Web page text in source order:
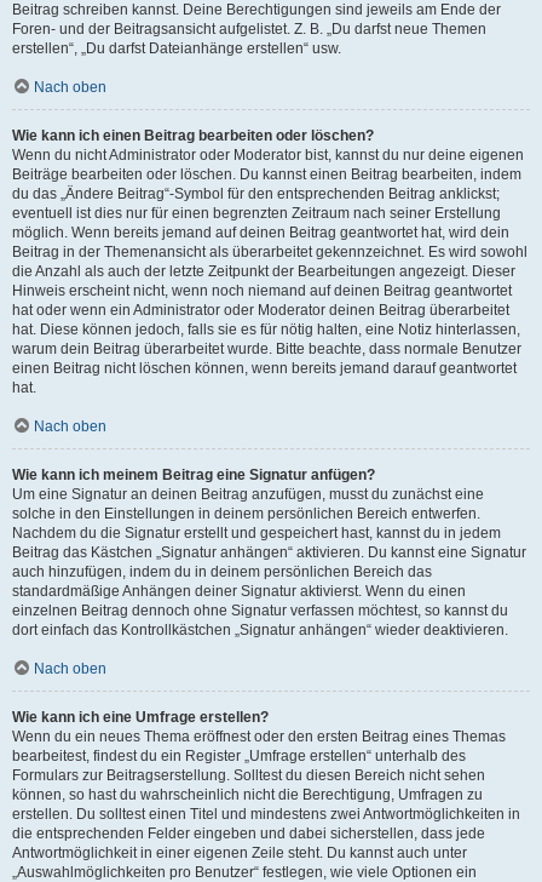
Beitrag schreiben kannst. Deine Berechtigungen sind jeweils am Ende der
Foren- und der Beitragsansicht aufgelistet. Z. B. „Du darfst neue Themen
erstellen“, „Du darfst Dateianhänge erstellen“ usw.
Nach oben
Wie kann ich einen Beitrag bearbeiten oder löschen?
Wenn du nicht Administrator oder Moderator bist, kannst du nur deine eigenen
Beiträge bearbeiten oder löschen. Du kannst einen Beitrag bearbeiten, indem
du das „Ändere Beitrag“-Symbol für den entsprechenden Beitrag anklickst;
eventuell ist dies nur für einen begrenzten Zeitraum nach seiner Erstellung
möglich. Wenn bereits jemand auf deinen Beitrag geantwortet hat, wird dein
Beitrag in der Themenansicht als überarbeitet gekennzeichnet. Es wird sowohl
die Anzahl als auch der letzte Zeitpunkt der Bearbeitungen angezeigt. Dieser
Hinweis erscheint nicht, wenn noch niemand auf deinen Beitrag geantwortet
hat oder wenn ein Administrator oder Moderator deinen Beitrag überarbeitet
hat. Diese können jedoch, falls sie es für nötig halten, eine Notiz hinterlassen,
warum dein Beitrag überarbeitet wurde. Bitte beachte, dass normale Benutzer
einen Beitrag nicht löschen können, wenn bereits jemand darauf geantwortet
hat.
Nach oben
Wie kann ich meinem Beitrag eine Signatur anfügen?
Um eine Signatur an deinen Beitrag anzufügen, musst du zunächst eine
solche in den Einstellungen in deinem persönlichen Bereich entwerfen.
Nachdem du die Signatur erstellt und gespeichert hast, kannst du in jedem
Beitrag das Kästchen „Signatur anhängen“ aktivieren. Du kannst eine Signatur
auch hinzufügen, indem du in deinem persönlichen Bereich das
standardmäßige Anhängen deiner Signatur aktivierst. Wenn du einen
einzelnen Beitrag dennoch ohne Signatur verfassen möchtest, so kannst du
dort einfach das Kontrollkästchen „Signatur anhängen“ wieder deaktivieren.
Nach oben
Wie kann ich eine Umfrage erstellen?
Wenn du ein neues Thema eröffnest oder den ersten Beitrag eines Themas
bearbeitest, findest du ein Register „Umfrage erstellen“ unterhalb des
Formulars zur Beitragserstellung. Solltest du diesen Bereich nicht sehen
können, so hast du wahrscheinlich nicht die Berechtigung, Umfragen zu
erstellen. Du solltest einen Titel und mindestens zwei Antwortmöglichkeiten in
die entsprechenden Felder eingeben und dabei sicherstellen, dass jede
Antwortmöglichkeit in einer eigenen Zeile steht. Du kannst auch unter
„Auswahlmöglichkeiten pro Benutzer“ festlegen, wie viele Optionen ein